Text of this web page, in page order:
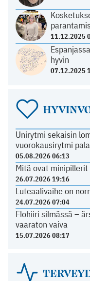
11.12.2025
hyvin
07.12.2025
Unirytmi sekaisin
vuorokausirytmi
05.08.2026 06:13
Mitä ovat
26.07.2026 19:16
Luteaalivaihe on
24.07.2026 07:04
Elohiiri silmässä –
vaaraton vaiva
15.07.2026 08:17